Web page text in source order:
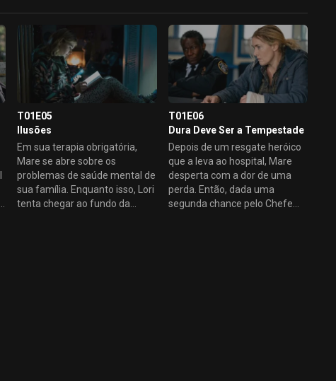
T01E05
Ilusões
Em sua terapia obrigatória,
Mare se abre sobre os
problemas de saúde mental de
sua família. Enquanto isso, Lori
tenta chegar ao fundo da
T01E06
Dura Deve Ser a Tempestade
Depois de um resgate heróico
que a leva ao hospital, Mare
desperta com a dor de uma
perda. Então, dada uma
segunda chance pelo Chefe